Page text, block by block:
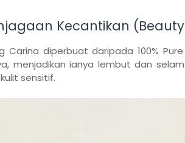
Kecantikan
Carina diperbuat daripada 100%
menjadikan ianya lembut dan
sensitif.